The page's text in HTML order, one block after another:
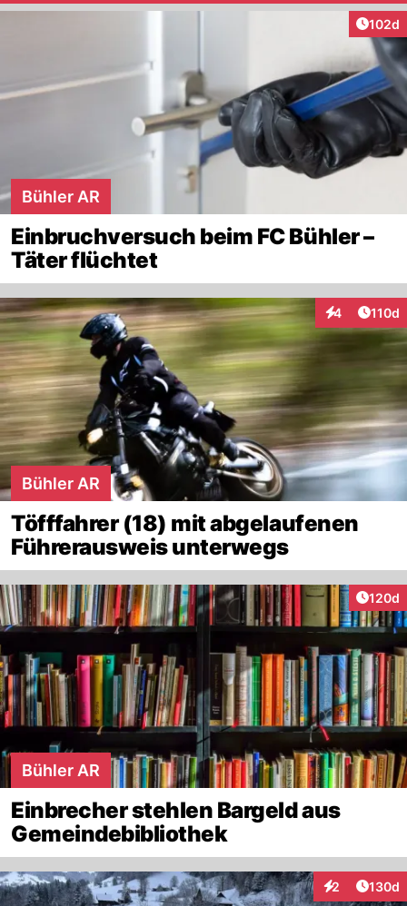
102d
Bühler AR
Einbruchversuch beim FC Bühler –
Täter flüchtet
4
Interaktionen
110d
Bühler AR
Töfffahrer (18) mit abgelaufenen
Führerausweis unterwegs
120d
Bühler AR
Einbrecher stehlen Bargeld aus
Gemeindebibliothek
2
Interaktionen
130d